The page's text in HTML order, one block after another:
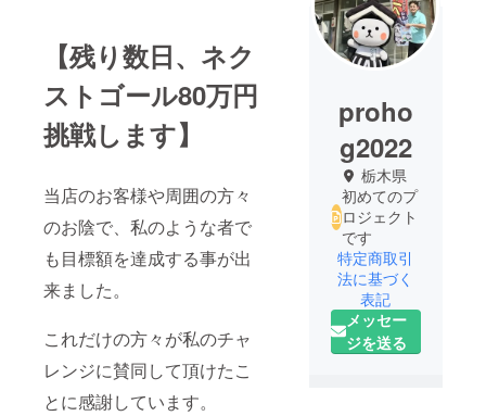
【残り数日、ネク
ストゴール80万円
挑戦します】
当店のお客様や周囲の方々
のお陰で、私のような者で
も目標額を達成する事が出
来ました。
これだけの方々が私のチャ
レンジに賛同して頂けたこ
とに感謝しています。
proho
g2022
栃木県
初めてのプ
ロジェクト
です
特定商取引
法に基づく
表記
メッセー
ジを送る